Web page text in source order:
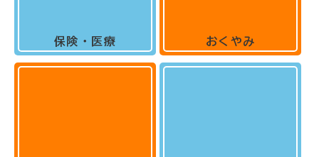
保険・医療 おくやみ